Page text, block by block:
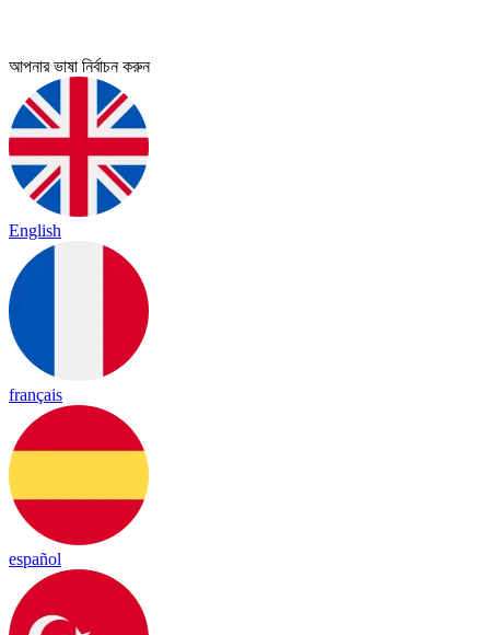
আপনার ভাষা নির্বাচন করুন
English
français
español